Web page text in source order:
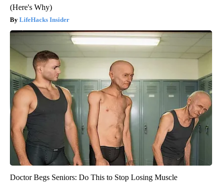
(Here's Why)
LifeHacks Insider
Doctor Begs Seniors: Do This to Stop Losing Muscle